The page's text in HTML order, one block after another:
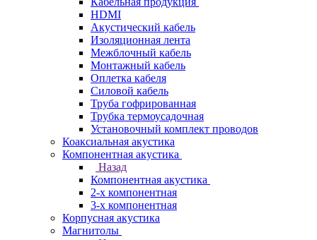
HDMI
Акустический кабель
Изоляционная лента
Межблочный кабель
Монтажный кабель
Оплетка кабеля
Силовой кабель
Труба гофрированная
Трубка термоусадочная
Установочный комплект проводов
Коаксиальная акустика
Компонентная акустика
Назад
Компонентная акустика
2-х компонентная
3-х компонентная
Корпусная акустика
Магнитолы